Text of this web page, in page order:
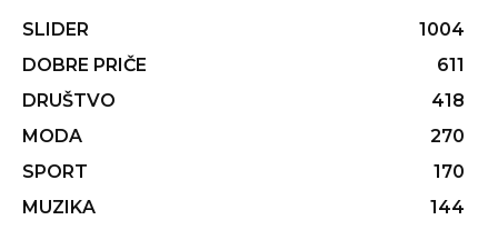
SLIDER
1004
DOBRE PRIČE
611
DRUŠTVO
418
MODA
270
SPORT
170
MUZIKA
144